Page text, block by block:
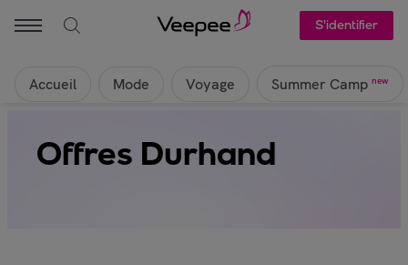
S'identifier
Accueil Mode Voyage Summer Camp new
Offres Durhand